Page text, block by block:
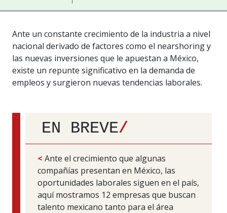
Ante un constante crecimiento de la industria a nivel
nacional derivado de factores como el nearshoring y
las nuevas inversiones que le apuestan a México,
existe un repunte significativo en la demanda de
empleos y surgieron nuevas tendencias laborales.
EN BREVE/
< Ante el crecimiento que algunas
compañías presentan en México, las
oportunidades laborales siguen en el país,
aquí mostramos 12 empresas que buscan
talento mexicano tanto para el área